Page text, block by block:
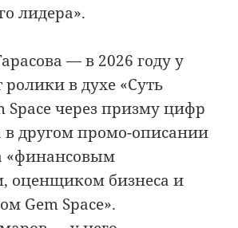
лидера».
— в 2026 году у
ролики в духе «Суть
Space через призму цифр
в другом промо-описании
«финансовым
оценщиком бизнеса и
Gem Space».